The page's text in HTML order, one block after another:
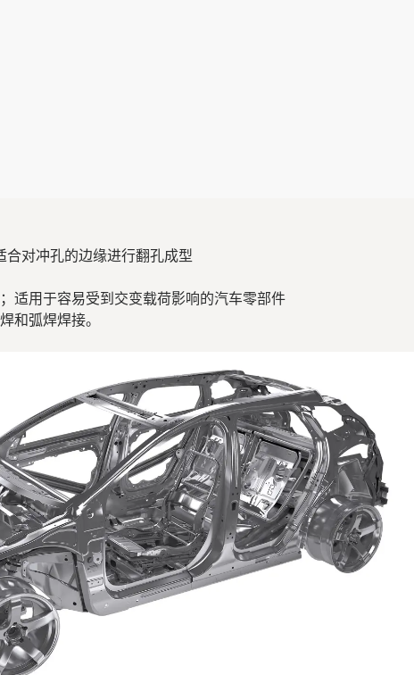
对冲孔的边缘进行翻孔成型
适用于容易受到交变载荷影响的汽车零部件
和弧焊焊接。